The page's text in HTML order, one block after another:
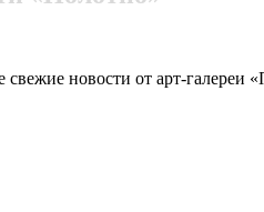
новости от арт-галереи